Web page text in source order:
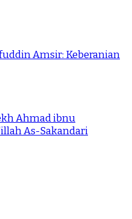
Amsir: Keberanian
Ahmad ibnu
As-Sakandari